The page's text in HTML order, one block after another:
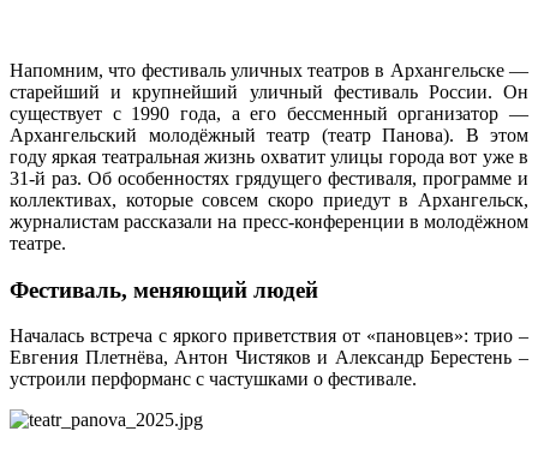
Напомним, что фестиваль уличных театров в Архангельске —
старейший и крупнейший уличный фестиваль России. Он
существует с 1990 года, а его бессменный организатор —
Архангельский молодёжный театр (театр Панова). В этом
году яркая театральная жизнь охватит улицы города вот уже в
31-й раз. Об особенностях грядущего фестиваля, программе и
коллективах, которые совсем скоро приедут в Архангельск,
журналистам рассказали на пресс-конференции в молодёжном
театре.
Фестиваль, меняющий людей
Началась встреча с яркого приветствия от «пановцев»: трио –
Евгения Плетнёва, Антон Чистяков и Александр Берестень –
устроили перформанс с частушками о фестивале.